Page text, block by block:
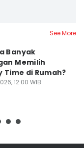
See More
Banyak
Memilih
Time di Rumah?
12:00 WIB